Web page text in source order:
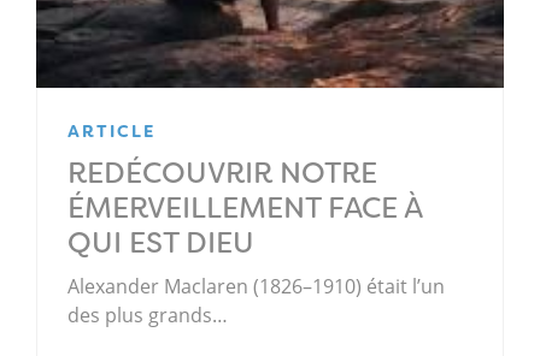
ARTICLE
REDÉCOUVRIR NOTRE
ÉMERVEILLEMENT FACE À
QUI EST DIEU
Alexander Maclaren (1826–1910) était l’un
des plus grands…